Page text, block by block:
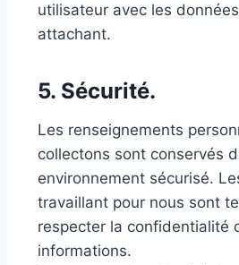
utilisateur avec les
attachant.
5. Sécurité.
Les renseignements
collectons sont conservés
environnement sécurisé.
travaillant pour nous sont
respecter la confidentialité
informations.